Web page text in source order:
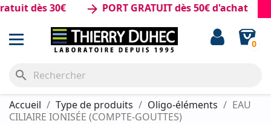
dès 30€ PORT GRATUIT dès 50€ d'achat
0
search
Accueil Type de produits Oligo-éléments
EAU
CILIAIRE IONISÉE (COMPTE-GOUTTES)